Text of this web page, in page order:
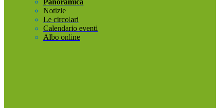
Panoramica
Notizie
Le circolari
Calendario eventi
Albo online